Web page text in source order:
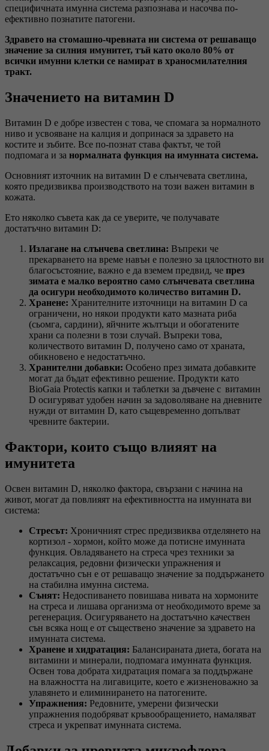
специфичната имунна система разпознава и насочва по-
ефективно познатите патогени.
Здравето на стомашно-чревната ни система от решаващо
значение за силния имунитет, тъй като около 80% от
всички имунни клетки се намират в храносмилателния
тракт.
Значението на витамин D
Витамин D е добре известен с това, че спомага за нормалното
ниво и усвояване на калция и допринася за здравето на
костите и зъбите. Все по-познат става фактът, че той
подпомага и за нормалната функция на имунната система.
Основният източник на витамин D е слънчевата светлина,
която предизвиква производството на този важен витамин в
кожата.
Ето няколко съвета как да се уверите, че получавате
достатъчно витамин D:
Излагане на слънчева светлина: Въпреки че
прекарването на време навън е полезно за цялостното ви
благосъстояние, важно е да вземем предвид, че през
зимата е малко вероятно само слънчевата светлина
да осигури необходимото количество витамин D.
Хранене: Хранителните източници на витамин D са
ограничени, но някои продукти като мазната риба
(сьомга, сардини), яйчните жълтъци и обогатените
храни са полезни в този случай. Въпреки това,
количеството витамин D, получено само от храната,
обикновено е недостатъчно.
Хранителни добавки: Особено през зимата добавките
могат да бъдат ефективно решение. Продукти като
BioGaia Protectis капки и таблетки за дъвчене с витамин
D осигуряват удобен начин за задоволяване на дневните
нужди от витамин D, като същевременно допълват
чревните бактерии.
Фактори, които също влияят на
имунитета
Освен витамин D, няколко фактора, свързани с начина на
живот, могат да повлияят на ефективността на имунната ви
система:
Стресът: Хроничният стрес предизвиква отделянето на
кортизол - хормон, който може да потисне имунната
функция. Овладяването на стреса чрез техники за
релаксация, редовни физически упражнения и
достатъчно сън е от решаващо значение за поддържането
на стабилна имунна система.
Сънят: Недоспиването повишава нивата на хормоните
на стреса и лишава организма от необходимото време за
регенерация. Осигуряването на достатъчно качествен
сън всяка нощ е от съществено значение за здравето на
имунната система.
Хранене и хидратация: Балансираната диета, богата на
витамини и минерали, подпомага имунната функция.
Освен това добрата хидратация помага за поддържане
на влажността на лигавиците, което е жизненоважно за
улавянето и елиминирането на патогените.
Упражнения: Редовните, умерени физически
упражнения подобряват кръвообращението, намаляват
стреса и укрепват имунната система.